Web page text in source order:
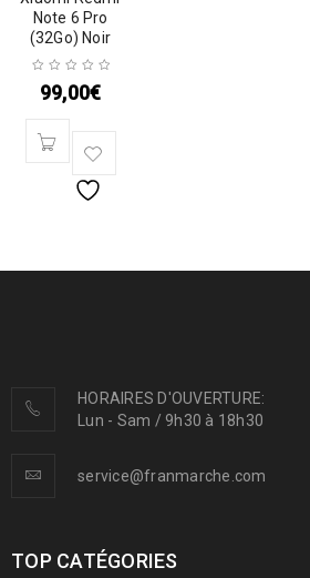
Note 6 Pro
(32Go) Noir
99,00€
HORAIRES D'OUVERTURE:
Lun - Sam / 9h30 à 18h30
service@franmarche.com
TOP CATÉGORIES